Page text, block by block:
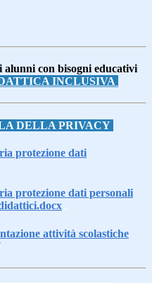
con bisogni educativi
INCLUSIVA
DELLA PRIVACY
protezione dati
protezione dati personali
.
attività scolastiche